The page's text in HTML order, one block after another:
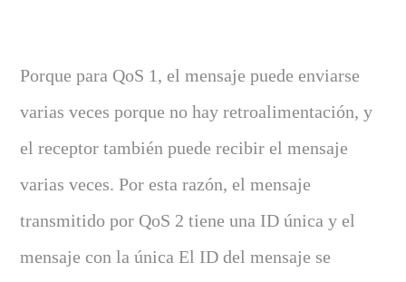
Porque para QoS 1, el mensaje puede enviarse
varias veces porque no hay retroalimentación, y
el receptor también puede recibir el mensaje
varias veces. Por esta razón, el mensaje
transmitido por QoS 2 tiene una ID única y el
mensaje con la única El ID del mensaje se